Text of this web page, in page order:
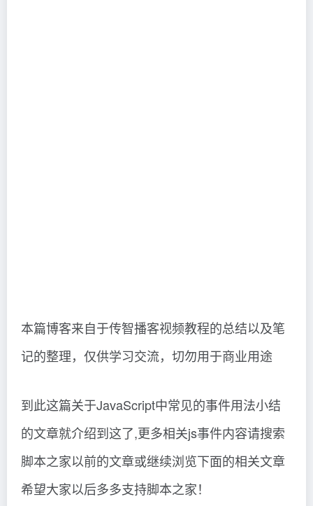
本篇博客来自于传智播客视频教程的总结以及笔
记的整理，仅供学习交流，切勿用于商业用途
到此这篇关于JavaScript中常见的事件用法小结
的文章就介绍到这了,更多相关js事件内容请搜索
脚本之家以前的文章或继续浏览下面的相关文章
希望大家以后多多支持脚本之家！